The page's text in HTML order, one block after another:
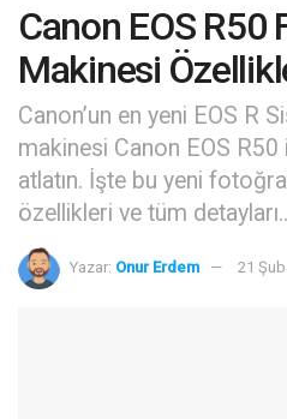
Canon EOS R50
Makinesi
Canon’un en yeni EOS R
makinesi Canon EOS
atlatın. İşte bu yeni
özellikleri ve tüm
Yazar: Onur Erdem 21